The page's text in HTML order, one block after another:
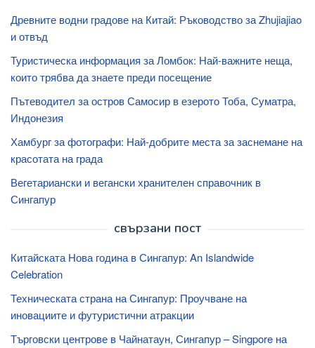
Древните водни градове на Китай: Ръководство за Zhujiajiao
и отвъд
Туристическа информация за Ломбок: Най-важните неща,
които трябва да знаете преди посещение
Пътеводител за остров Самосир в езерото Тоба, Суматра,
Индонезия
Хамбург за фотографи: Най-добрите места за заснемане на
красотата на града
Вегетариански и вегански хранителен справочник в
Сингапур
свързани пост
Китайската Нова година в Сингапур: An Islandwide
Celebration
Техническата страна на Сингапур: Проучване на
иновациите и футуристични атракции
Търговски центрове в Чайнатаун, Сингапур – Singpore на